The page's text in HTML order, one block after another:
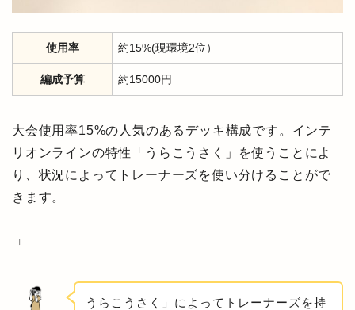
使用率 約15%(現環境2位）
編成予算 約15000円
大会使用率15%の人気のあるデッキ構成です。インテ
リオンラインの特性「うらこうさく」を使うことによ
り、状況によってトレーナーズを使い分けることがで
きます。
「
うらこうさく」によってトレーナーズを持